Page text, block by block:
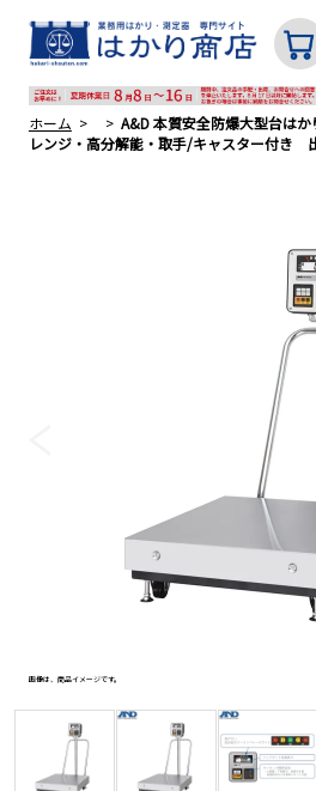
濃度・環境測定
色々な計測器
ホーム
A&D 本質安全防爆大型台は
レンジ・高分解能・取手/キャスター付き
画像は、商品イメージです。